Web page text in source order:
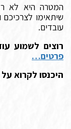
המטרה היא לא
שיתאימו
עובדים.
רוצים לשמוע
פרטים…
היכנסו לקרוא על